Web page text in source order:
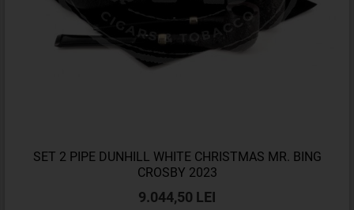
SET 2 PIPE DUNHILL WHITE CHRISTMAS MR. BING
CROSBY 2023
9.044,50 LEI